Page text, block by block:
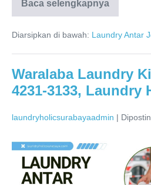
Baca selengkapnya
0821-
Laundry
Holic
Surabaya
Diarsipkan di bawah: Laundry Antar
Waralaba Laundry
4231-3133, Laundry
laundryholicsurabayaadmin |
Waralaba
Laundry
Kiloan,